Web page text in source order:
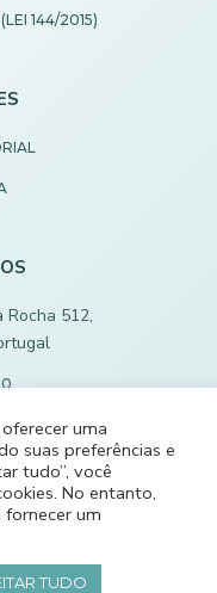
144/2015)
Rocha 512,
uma
suas preferências e
tudo”, você
No entanto,
um
TUDO